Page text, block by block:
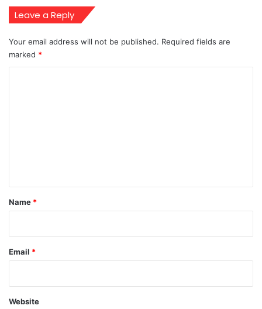
Leave a Reply
Your email address will not be published. Required fields are
marked *
*
Name *
Email *
Website